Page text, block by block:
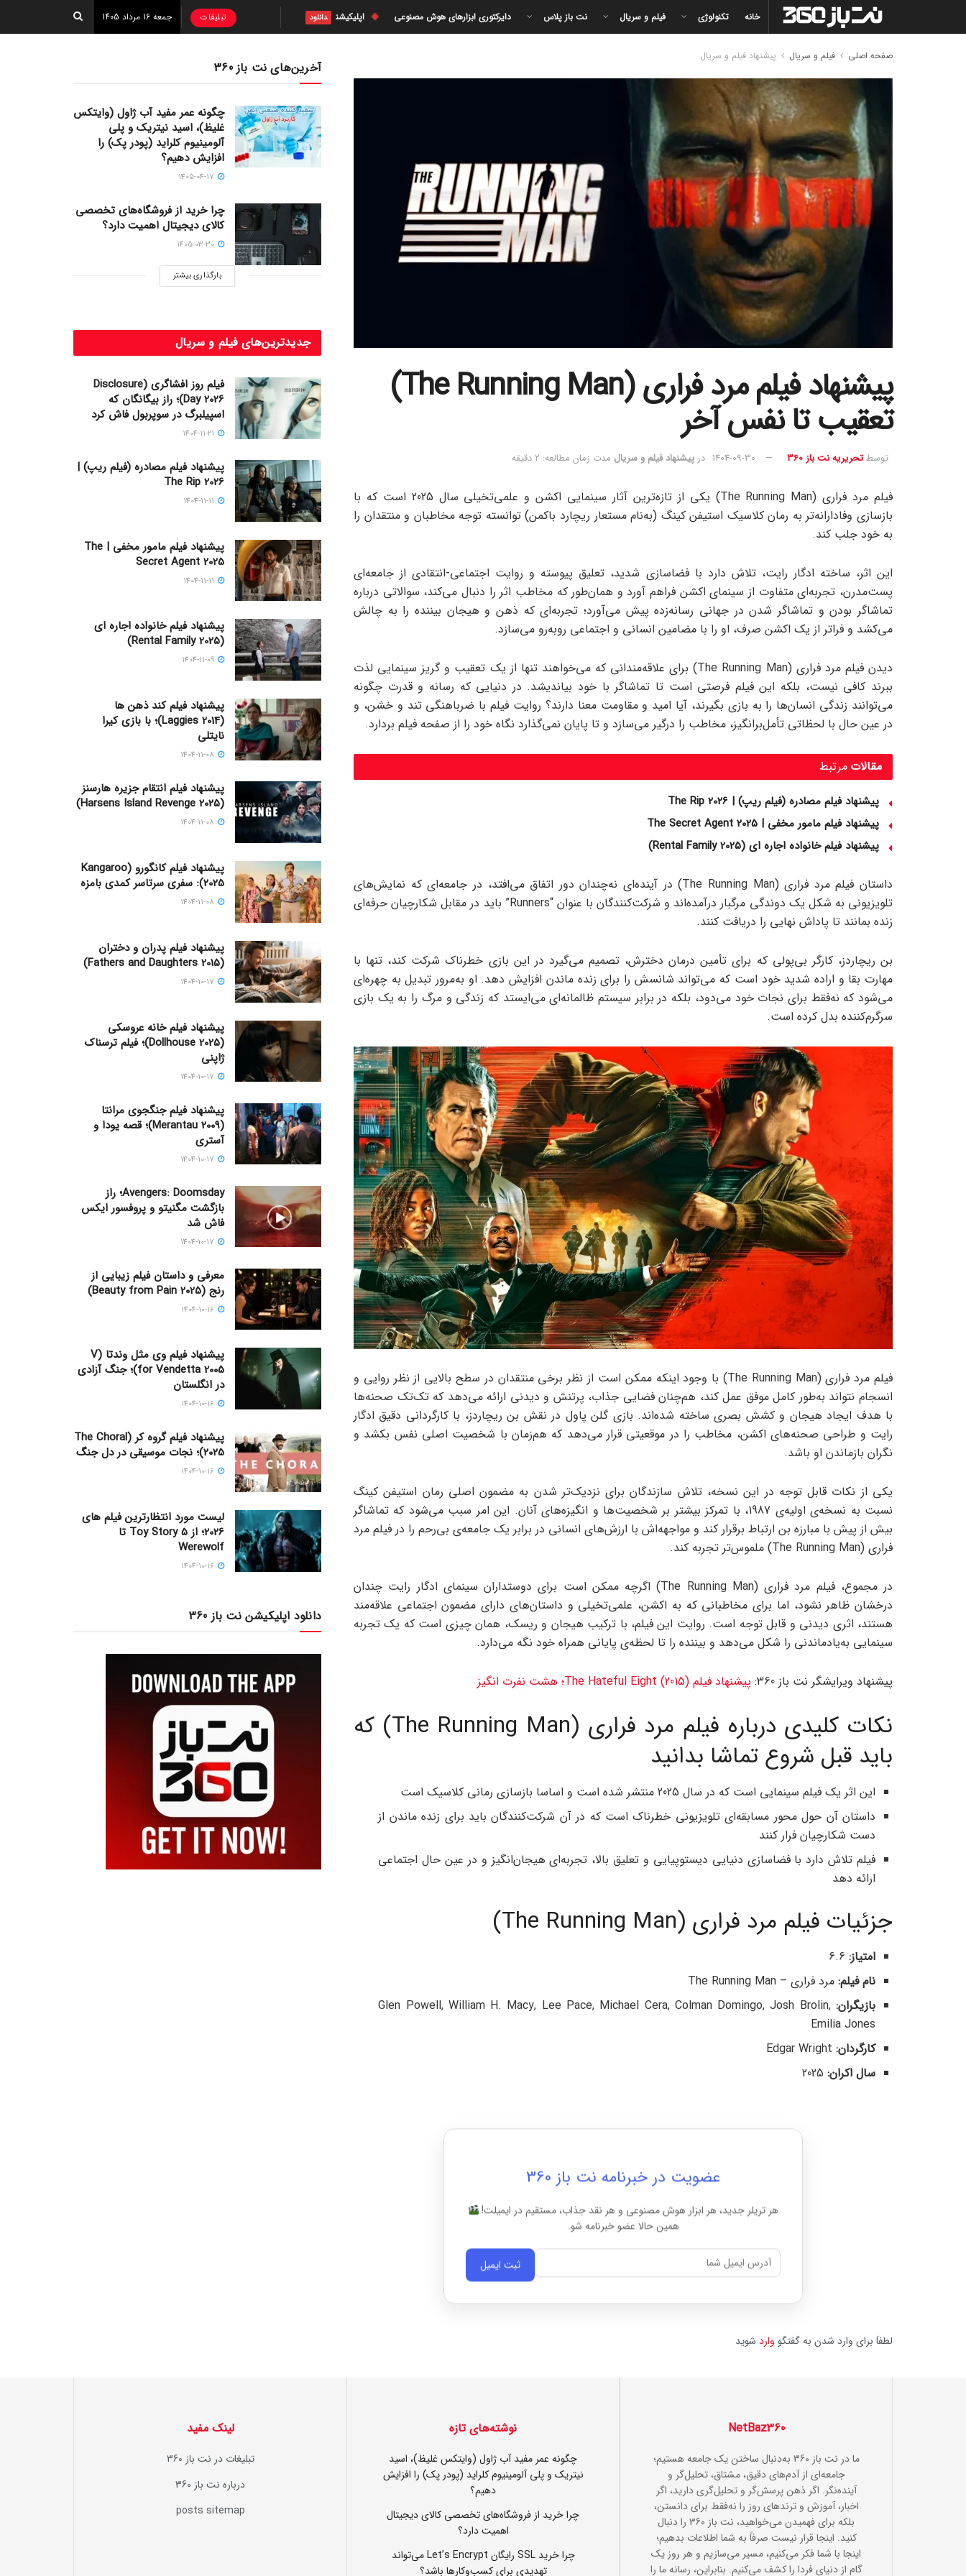
خانه تکنولوژی فیلم و سریال نت باز پلاس دایرکتوری ابزارهای هوش مصنوعی اپلیکیشن دانلود تبلیغات جمعه 16 مرداد 1405
صفحه اصلی فیلم و سریال پیشنهاد فیلم و سریال
پیشنهاد فیلم مرد فراری (The Running Man)
تعقیب تا نفس آخر
توسطتحریریه نت باز 360 1404-09-30 در پیشنهاد فیلم و سریال مدت زمان مطالعه: 2 دقیقه
فیلم مرد فراری (The Running Man) یکی از تازه‌ترین آثار سینمایی اکشن و علمی‌تخیلی سال 2025 است که با
بازسازی وفادارانه‌تر به رمان کلاسیک استیفن کینگ (به‌نام مستعار ریچارد باکمن) توانسته توجه مخاطبان و منتقدان را
به خود جلب کند.
این اثر، ساخته‌ ادگار رایت، تلاش دارد با فضاسازی شدید، تعلیق پیوسته و روایت اجتماعی-انتقادی از جامعه‌ای
پست‌مدرن، تجربه‌ای متفاوت از سینمای اکشن فراهم آورد و همان‌طور که مخاطب اثر را دنبال می‌کند، سوالاتی درباره
تماشاگر بودن و تماشاگر شدن در جهانی رسانه‌زده پیش می‌آورد؛ تجربه‌ای که ذهن و هیجان بیننده را به چالش
می‌کشد و فراتر از یک اکشن صرف، او را با مضامین انسانی و اجتماعی روبه‌رو می‌سازد.
دیدن فیلم مرد فراری (The Running Man) برای علاقه‌مندانی که می‌خواهند تنها از یک تعقیب و گریز سینمایی لذت
ببرند کافی نیست، بلکه این فیلم فرصتی است تا تماشاگر با خود بیاندیشد. در دنیایی که رسانه و قدرت چگونه
می‌توانند زندگی انسان‌ها را به بازی بگیرند، آیا امید و مقاومت معنا دارند؟ روایت فیلم با ضرباهنگی تند و خشن، و
در عین حال با لحظاتی تأمل‌برانگیز، مخاطب را درگیر می‌سازد و تا پایان نمی‌گذارد نگاه خود را از صفحه فیلم بردارد.
مرتبط مقالات
پیشنهاد فیلم مصادره (فیلم ریپ) | The Rip 2026
پیشنهاد فیلم مامور مخفی | The Secret Agent 2025
پیشنهاد فیلم خانواده اجاره‌ ای (Rental Family 2025)
داستان فیلم مرد فراری (The Running Man) در آینده‌ای نه‌چندان دور اتفاق می‌افتد، در جامعه‌ای که نمایش‌های
تلویزیونی به شکل یک دوندگی مرگبار درآمده‌اند و شرکت‌کنندگان با عنوان “Runners” باید در مقابل شکارچیان حرفه‌ای
زنده بمانند تا پاداش نهایی را دریافت کنند.
بن ریچاردز، کارگر بی‌پولی که برای تأمین درمان دخترش، تصمیم می‌گیرد در این بازی خطرناک شرکت کند، تنها با
مهارت بقا و اراده شدید خود است که می‌تواند شانسش را برای زنده ماندن افزایش دهد. او به‌مرور تبدیل به چهره‌ای
می‌شود که نه‌فقط برای نجات خود می‌دود، بلکه در برابر سیستم ظالمانه‌ای می‌ایستد که زندگی و مرگ را به یک بازی
سرگرم‌کننده بدل کرده است.
فیلم مرد فراری (The Running Man) با وجود اینکه ممکن است از نظر برخی منتقدان در سطح بالایی از نظر روایی و
انسجام نتواند به‌طور کامل موفق عمل کند، هم‌چنان فضایی جذاب، پرتنش و دیدنی ارائه می‌دهد که تک‌تک صحنه‌ها
با هدف ایجاد هیجان و کشش بصری ساخته شده‌اند. بازی گلن پاول در نقش بن ریچاردز، با کارگردانی دقیق ادگار
رایت و طراحی صحنه‌های اکشن، مخاطب را در موقعیتی قرار می‌دهد که هم‌زمان با شخصیت اصلی نفس بکشد و
نگران بازماندن او باشد.
یکی از نکات قابل توجه در این نسخه، تلاش سازندگان برای نزدیک‌تر شدن به مضمون اصلی رمان استیفن کینگ
نسبت به نسخه‌ی اولیه‌ی 1987، با تمرکز بیشتر بر شخصیت‌ها و انگیزه‌های آنان. این امر سبب می‌شود که تماشاگر
بیش از پیش با مبارزه‌ بن ارتباط برقرار کند و مواجهه‌اش با ارزش‌های انسانی در برابر یک جامعه‌ی بی‌رحم را در فیلم مرد
فراری (The Running Man) ملموس‌تر تجربه کند.
در مجموع، فیلم مرد فراری (The Running Man) اگرچه ممکن است برای دوستداران سینمای ادگار رایت چندان
درخشان ظاهر نشود، اما برای مخاطبانی که به اکشن، علمی‌تخیلی و داستان‌های دارای مضمون اجتماعی علاقه‌مند
هستند، اثری دیدنی و قابل توجه است. روایت این فیلم، با ترکیب هیجان و ریسک، همان چیزی است که یک تجربه‌
سینمایی به‌یادماندنی را شکل می‌دهد و بیننده را تا لحظه‌ی پایانی همراه خود نگه می‌دارد.
پیشنهاد ویرایشگر نت باز 360: پیشنهاد فیلم The Hateful Eight (2015)؛ هشت نفرت‌ انگیز
نکات کلیدی درباره فیلم مرد فراری (The Running Man) که
باید قبل شروع تماشا بدانید
این اثر یک فیلم سینمایی است که در سال 2025 منتشر شده است و اساسا بازسازی رمانی کلاسیک است
داستان آن حول محور مسابقه‌ای تلویزیونی خطرناک است که در آن شرکت‌کنندگان باید برای زنده ماندن از
دست شکارچیان فرار کنند
فیلم تلاش دارد با فضاسازی دنیایی دیستوپیایی و تعلیق بالا، تجربه‌ای هیجان‌انگیز و در عین حال اجتماعی
ارائه دهد
جزئیات فیلم مرد فراری (The Running Man)
امتیاز:
نام فیلم: مرد فراری – The Running Man
بازیگران: Glen Powell, William H. Macy, Lee Pace, Michael Cera, Colman Domingo, Josh Brolin,
Emilia Jones
کارگردان:
سال اکران:
عضویت در خبرنامه نت باز 360
هر تریلر جدید، هر ابزار هوش مصنوعی و هر نقد جذاب، مستقیم در ایمیلت!
همین حالا عضو خبرنامه شو.
ثبت ایمیل
لطفاَ برای وارد شدن به گفتگو وارد شوید
آخرین‌های نت باز 360
چگونه عمر مفید آب ژاول (وایتکس
غلیظ)، اسید نیتریک و پلی
آلومینیوم کلراید (پودر پک) را
افزایش دهیم؟
چرا خرید از فروشگاه‌های تخصصی
کالای دیجیتال اهمیت دارد؟
بارگذاری بیشتر
جدیدترین‌های فیلم و سریال
فیلم روز افشاگری (Disclosure
Day 2026)؛ راز بیگانگان که
اسپیلبرگ در سوپربول فاش کرد
پیشنهاد فیلم مصادره (فیلم ریپ) |
The Rip 2026
پیشنهاد فیلم مامور مخفی | The
Secret Agent 2025
پیشنهاد فیلم خانواده اجاره‌ ای
(Rental Family 2025)
پیشنهاد فیلم کند ذهن ها
(Laggies 2014)؛ با بازی کیرا
نایتلی
پیشنهاد فیلم انتقام جزیره هارسنز
(Harsens Island Revenge 2025)
پیشنهاد فیلم کانگورو (Kangaroo
2025): سفری سرتاسر کمدی بامزه
پیشنهاد فیلم پدران و دختران
(Fathers and Daughters 2015)
پیشنهاد فیلم خانه عروسکی
(Dollhouse 2025)؛ فیلم ترسناک
ژاپنی
پیشنهاد فیلم جنگجوی مرانتا
(Merantau 2009)؛ قصه یودا و
آستری
Avengers: Doomsday؛ راز
بازگشت مگنیتو و پروفسور ایکس
فاش شد
معرفی و داستان فیلم زیبایی از
رنج (Beauty from Pain 2025)
پیشنهاد فیلم وی مثل وندتا (V
for Vendetta 2005)؛ جنگ آزادی
در انگلستان
پیشنهاد فیلم گروه کر (The Choral
2025)؛ نجات موسیقی در دل جنگ
لیست مورد انتظارترین فیلم های
2026؛ از Toy Story 5 تا
Werewolf
دانلود اپلیکیشن نت باز 360
NetBaz360
ما در نت باز 360 به‌دنبال ساختن یک جامعه هستیم؛
جامعه‌ای از آدم‌های دقیق، مشتاق، تحلیل‌گر و
آینده‌نگر. اگر ذهن پرسش‌گر و تحلیل‌گری دارید، اگر
اخبار، آموزش و ترندهای روز را نه‌فقط برای دانستن،
بلکه برای فهمیدن می‌خواهید، نت باز 360 را دنبال
کنید. اینجا قرار نیست صرفاً به شما اطلاعات بدهیم؛
اینجا با شما فکر می‌کنیم، مسیر می‌سازیم و هر روز یک
گام از دنیای فردا را کشف می‌کنیم. بنابراین، رسانه ما را
نوشته‌های تازه
چگونه عمر مفید آب ژاول (وایتکس غلیظ)، اسید
نیتریک و پلی آلومینیوم کلراید (پودر پک) را افزایش
دهیم؟
چرا خرید از فروشگاه‌های تخصصی کالای دیجیتال
اهمیت دارد؟
چرا خرید SSL رایگان Let’s Encrypt می‌تواند
تهدیدی برای کسب‌وکارها باشد؟
لینک مفید
تبلیغات در نت باز 360
درباره نت باز 360
posts sitemap